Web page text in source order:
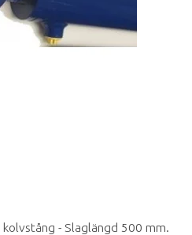
- Slaglängd 500 mm.